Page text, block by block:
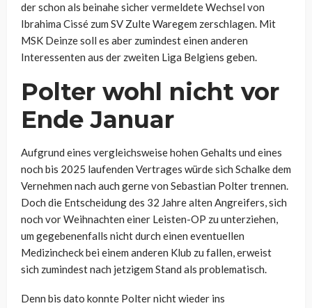
der schon als beinahe sicher vermeldete Wechsel von
Ibrahima Cissé zum SV Zulte Waregem zerschlagen. Mit
MSK Deinze soll es aber zumindest einen anderen
Interessenten aus der zweiten Liga Belgiens geben.
Polter wohl nicht vor
Ende Januar
Aufgrund eines vergleichsweise hohen Gehalts und eines
noch bis 2025 laufenden Vertrages würde sich Schalke dem
Vernehmen nach auch gerne von Sebastian Polter trennen.
Doch die Entscheidung des 32 Jahre alten Angreifers, sich
noch vor Weihnachten einer Leisten-OP zu unterziehen,
um gegebenenfalls nicht durch einen eventuellen
Medizincheck bei einem anderen Klub zu fallen, erweist
sich zumindest nach jetzigem Stand als problematisch.
Denn bis dato konnte Polter nicht wieder ins